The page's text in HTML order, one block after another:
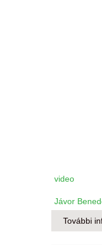
video
Jávor
További